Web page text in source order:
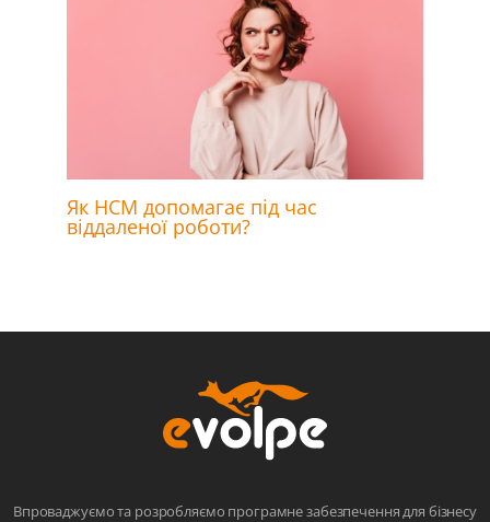
Як HCM допомагає під час
віддаленої роботи?
Впроваджуємо та розробляємо програмне забезпечення для бізнесу